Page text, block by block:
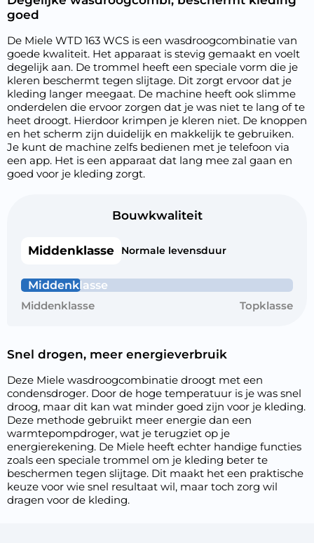
goed
De Miele WTD 163 WCS is een wasdroogcombinatie van
goede kwaliteit. Het apparaat is stevig gemaakt en voelt
degelijk aan. De trommel heeft een speciale vorm die je
kleren beschermt tegen slijtage. Dit zorgt ervoor dat je
kleding langer meegaat. De machine heeft ook slimme
onderdelen die ervoor zorgen dat je was niet te lang of te
heet droogt. Hierdoor krimpen je kleren niet. De knoppen
en het scherm zijn duidelijk en makkelijk te gebruiken.
Je kunt de machine zelfs bedienen met je telefoon via
een app. Het is een apparaat dat lang mee zal gaan en
goed voor je kleding zorgt.
Bouwkwaliteit
Middenklasse Normale levensduur
Middenklasse
Middenklasse
Topklasse
Snel drogen, meer energieverbruik
Deze Miele wasdroogcombinatie droogt met een
condensdroger. Door de hoge temperatuur is je was snel
droog, maar dit kan wat minder goed zijn voor je kleding.
Deze methode gebruikt meer energie dan een
warmtepompdroger, wat je terugziet op je
energierekening. De Miele heeft echter handige functies
zoals een speciale trommel om je kleding beter te
beschermen tegen slijtage. Dit maakt het een praktische
keuze voor wie snel resultaat wil, maar toch zorg wil
dragen voor de kleding.